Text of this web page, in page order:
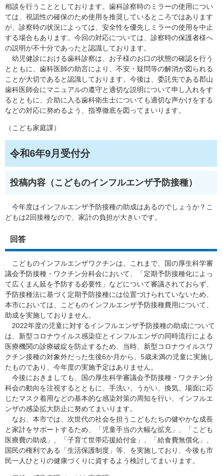
相談を行うこととしております。歯科診察時のミラーの使用につい
ては、視認性の確保のため使用を推奨しているところではあります
が、診察時の状況によっては、安全性を優先しミラーの使用を中止
する場合もあります。今回の対応については、診察時の保護者様へ
の説明が不十分であったと認識しております。
幼児健診における歯科診察は、お子様のお口の状態の確認を行う
とともに、歯科医師の助言により、不安・疑問等の解消が図られる
ことが大切であると認識しております。今後は、委託先である郡山
歯科医師会にマニュアルの遵守と適切な説明について申し入れをす
るとともに、介助に入る歯科衛生士についても適切な声かけをする
などの対応に努めるよう、指導徹底を図ってまいります。
（こども家庭課）
令和6年9月受付分
投稿内容（こどものインフルエンザ予防接種）
今年度はインフルエンザ予防接種の助成はあるのでしょうか？こ
どもは2回接種なので、家計の負担が大きいです。
回答
こどものインフルエンザワクチンは、これまで、国の厚生科学審
議会予防接種・ワクチン分科会において、「定期予防接種化によっ
て広くまん延を予防する必要性」などについて審議されておらず、
予防接種法に基づく定期予防接種には位置づけられていないため、
本市においては、こどものインフルエンザ予防接種費用について、
助成を実施しておりません。
2022年度の児童に対するインフルエンザ予防接種の助成について
は、新型コロナウイルス感染症とインフルエンザの同時流行による
医療機関の診療破綻を防止するため、当時、新型コロナウイルスワ
クチン接種の対象外だった生後6か月から、5歳未満の児童に実施し
たものであり、今年度の実施予定はありません。
今後におきましても、国の厚生科学審議会予防接種・ワクチン分
科会の動向を注視するとともに、手洗い、うがい、換気、場面に応
じたマスク着用などの基本的な感染対策の周知を行い、インフルエ
ンザの感染拡大防止に努めてまいります。
なお、本市では、次世代の社会を担うこどもたちの健やかな成長
と家計をサポートするため、「児童手当の大幅な拡充」、「こども
医療費の助成」、「子育て世帯応援給付金」、「給食費無償化」、
国民の権利である「生活保護制度」等、を実施しており、今後も市
民一人ひとりの健康づくりに資するよう検討してまいります。